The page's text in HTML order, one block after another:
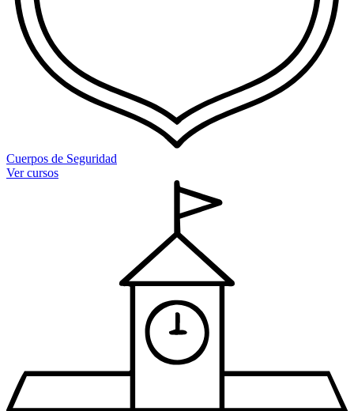
Cuerpos de Seguridad
Ver cursos